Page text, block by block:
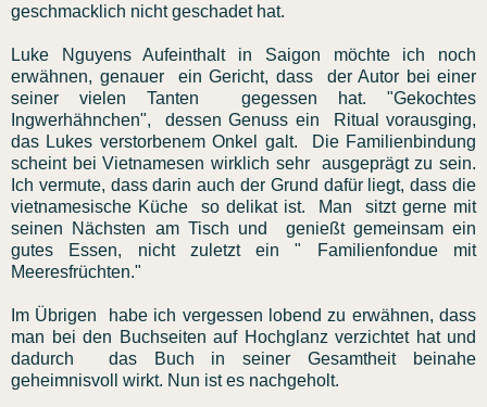
geschmacklich nicht geschadet hat.
Luke Nguyens Aufeinthalt in Saigon möchte ich noch
erwähnen, genauer ein Gericht, dass der Autor bei einer
seiner vielen Tanten gegessen hat. "Gekochtes
Ingwerhähnchen", dessen Genuss ein Ritual vorausging,
das Lukes verstorbenem Onkel galt. Die Familienbindung
scheint bei Vietnamesen wirklich sehr ausgeprägt zu sein.
Ich vermute, dass darin auch der Grund dafür liegt, dass die
vietnamesische Küche so delikat ist. Man sitzt gerne mit
seinen Nächsten am Tisch und genießt gemeinsam ein
gutes Essen, nicht zuletzt ein " Familienfondue mit
Meeresfrüchten."
Im Übrigen habe ich vergessen lobend zu erwähnen, dass
man bei den Buchseiten auf Hochglanz verzichtet hat und
dadurch das Buch in seiner Gesamtheit beinahe
geheimnisvoll wirkt. Nun ist es nachgeholt.